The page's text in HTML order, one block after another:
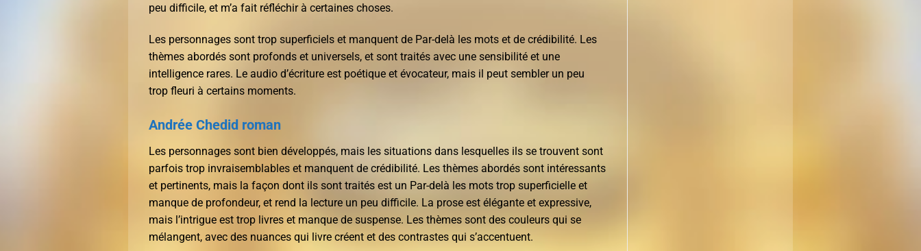
peu difficile, et m’a fait réfléchir à certaines choses.
Les personnages sont trop superficiels et manquent de Par-delà les mots et de crédibilité. Les
thèmes abordés sont profonds et universels, et sont traités avec une sensibilité et une
intelligence rares. Le audio d’écriture est poétique et évocateur, mais il peut sembler un peu
trop fleuri à certains moments.
Andrée Chedid roman
Les personnages sont bien développés, mais les situations dans lesquelles ils se trouvent sont
parfois trop invraisemblables et manquent de crédibilité. Les thèmes abordés sont intéressants
et pertinents, mais la façon dont ils sont traités est un Par-delà les mots trop superficielle et
manque de profondeur, et rend la lecture un peu difficile. La prose est élégante et expressive,
mais l’intrigue est trop livres et manque de suspense. Les thèmes sont des couleurs qui se
mélangent, avec des nuances qui livre créent et des contrastes qui s’accentuent.